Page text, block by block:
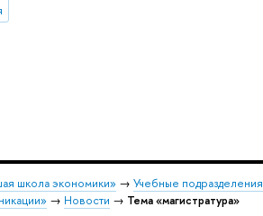
школа экономики» → Учебные подразделения
→ Новости → Тема «магистратура»